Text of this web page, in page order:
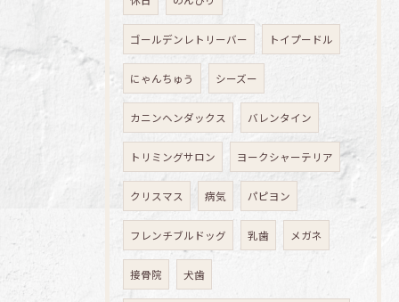
ゴールデンレトリーバー トイプードル
にゃんちゅう シーズー
カニンヘンダックス バレンタイン
トリミングサロン ヨークシャーテリア
クリスマス 病気 パピヨン
フレンチブルドッグ 乳歯 メガネ
接骨院 犬歯